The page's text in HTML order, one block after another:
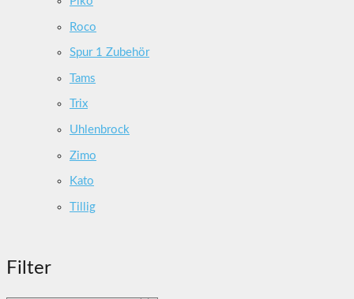
Roco
Spur 1 Zubehör
Tams
Trix
Uhlenbrock
Zimo
Kato
Tillig
Filter